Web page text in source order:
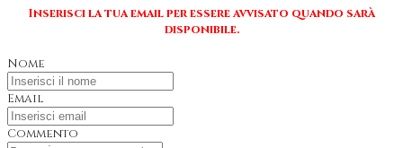
Inserisci la tua email per essere avvisato quando sarà
disponibile.
Nome
Email
Commento